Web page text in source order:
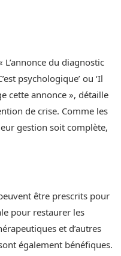
du diagnostic
psychologique’ ou ‘Il
cette annonce », détaille
de crise. Comme les
gestion soit complète,
être prescrits pour
pour restaurer les
et d’autres
également bénéfiques.